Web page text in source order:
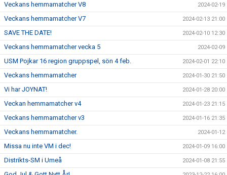
Veckans hemmamatcher V8 2024-02-19
Veckans hemmamatcher V7 2024-02-13 21:00
SAVE THE DATE! 2024-02-10 12:30
Veckans hemmamatcher vecka 5 2024-02-09
USM Pojkar 16 region gruppspel, sön 4 feb. 2024-02-01 22:10
Veckans hemmamatcher 2024-01-30 21:50
Vi har JOYNAT! 2024-01-28 20:00
Veckan hemmamatcher v4 2024-01-23 21:15
Veckans hemmamatcher v3 2024-01-16 21:35
Veckans hemmamatcher. 2024-01-12
Missa nu inte VM i dec! 2024-01-09 16:00
Distrikts-SM i Umeå 2024-01-08 21:55